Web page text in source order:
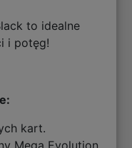
to idealne
i potęg!
kart.
Mega Evolution